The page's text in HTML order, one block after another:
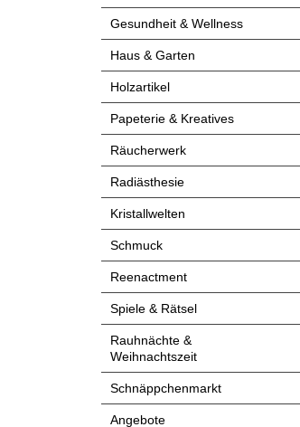
Gesundheit & Wellness
Haus & Garten
Holzartikel
Papeterie & Kreatives
Räucherwerk
Radiästhesie
Kristallwelten
Schmuck
Reenactment
Spiele & Rätsel
Rauhnächte &
Weihnachtszeit
Schnäppchenmarkt
Angebote